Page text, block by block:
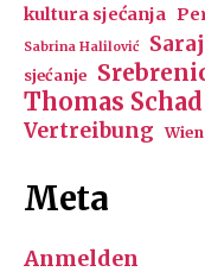
kultura sjećanja
Sabrina Halilović
sjećanje
Thomas Schad
Vertreibung Wien
Meta
Anmelden